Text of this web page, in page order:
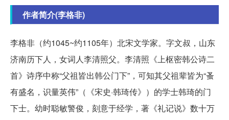
作者简介(李格非)
李格非（约1045~约1105年）北宋文学家。字文叔，山东
济南历下人，女词人李清照父。李清照《上枢密韩公诗二
首》诗序中称“父祖皆出韩公门下”，可知其父祖辈皆为“蚤
有盛名，识量英伟”（《宋史·韩琦传》）的学士韩琦的门
下士。幼时聪敏警俊，刻意于经学，著《礼记说》数十万